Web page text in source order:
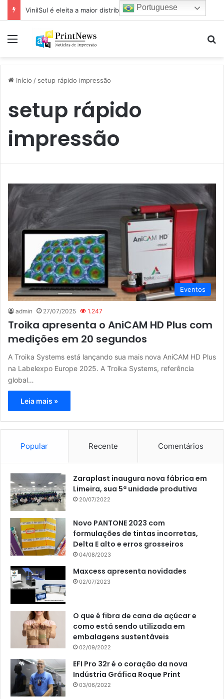
Menu
Início / setup rápido impressão
setup rápido
impressão
Eventos
admin 27/07/2025 1.247
Troika apresenta o AniCAM HD Plus com
medições em 20 segundos
A Troika Systems está lançando sua mais nova AniCAM HD Plus
na Labelexpo Europe 2025. A Troika Systems, referência
global…
Leia mais »
Popular Recente Comentários
Zaraplast inaugura nova fábrica em
Limeira, sua 5ª unidade produtiva
20/07/2022
Novo PANTONE 2023 com
formulações de tintas incorretas,
Delta E alto e erros grosseiros
04/08/2023
Maxcess apresenta novidades
02/07/2023
O que é fibra de cana de açúcar e
como está sendo utilizada em
embalagens sustentáveis
02/09/2022
EFI Pro 32r é o coração da nova
Indústria Gráfica Roque Print
03/06/2022
Portuguese